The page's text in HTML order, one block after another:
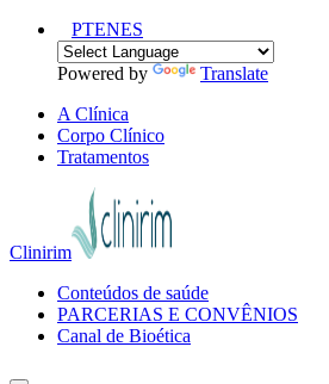
PTENES
Powered by
Translate
A Clínica
Corpo Clínico
Tratamentos
Clinirim
Conteúdos de saúde
PARCERIAS E CONVÊNIOS
Canal de Bioética